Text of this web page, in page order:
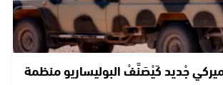
جْديد كَيْصَنَّفْ البوليساريو منظمة